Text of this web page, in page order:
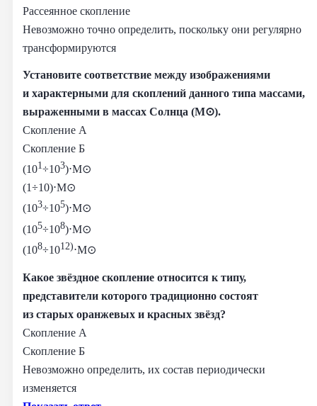
Рассеянное скопление
Невозможно точно определить, поскольку они регулярно
трансформируются
Установите соответствие между изображениями
и характерными для скоплений данного типа массами,
выраженными в массах Солнца (M⊙).
Скопление А
Скопление Б
(101 ÷103)⋅M⊙
(1÷10)⋅M⊙
(103÷105)⋅M⊙
(105÷108)⋅M⊙
(108÷1012)⋅M⊙
Какое звёздное скопление относится к типу,
представители которого традиционно состоят
из старых оранжевых и красных звёзд?
Скопление А
Скопление Б
Невозможно определить, их состав периодически
изменяется